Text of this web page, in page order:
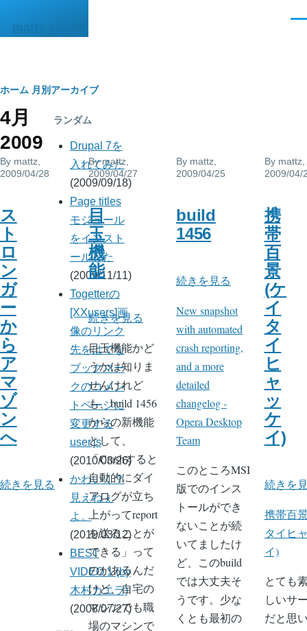
mattz.xii.jp
パ
ン
く
ず
ホーム 月別アーカイブ
4月
2009
By mattz
2009/04/28
ス
ト
ロ
ン
ガ
ー
か
ら
ア
マ
ゾ
ン
へ
ス
続きを見る
Bymattz,
2009/04/27
目
玉
機
能
目
玉
機
能
の
続きを見る
目玉機能かど
うかは知りま
せんけれど
も、build 1456
からの新機能
として、
「Crashすると
自動的にダイ
アログが立ち
上がってreport
を送ることが
できる」って
のがあるんだ
けど、自宅の
マシンでも職
場のマシンで
By mattz
2009/04/25
build
1456
build
の
続きを見る
New snapshot
with automated
crash reporting,
and a more
detailed
changelog -
Opera Desktop
Team
このところMSI
版でのインス
トールができ
ないことが続
いてましたけ
ど、このbuild
では大丈夫そ
うです。少な
くとも最初の
By mattz,
2009/04/
携
帯
百
景
(ケ
イ
タ
イ
ヒ
ャ
ッ
ケ
イ)
携
百
景
(ケ
イ
タ
イ
続きを
携帯百
タイヒ
イ)
とても
しいサ
だと思
ランダム
Drupal 7を
入れてみた
(2009/09/18)
Page titles
モジュール
をインスト
ールした
(2009/11/11)
Togetterの
[XXusers]画
像のリンク
先をはてな
ブックマー
クのコメン
トページに
変更する
user.js
(2010/03/26)
かわいく？
見えねぇ
よ。
(2010/03/12)
BEST
VIDEO 1 (by
木村カエラ)
(2008/07/27)